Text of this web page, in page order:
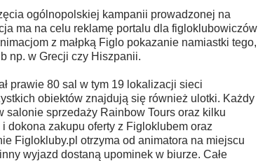
ogólnopolskiej kampanii prowadzonej na
ma na celu reklamę portalu dla figloklubowiczów
z małpką Figlo pokazanie namiastki tego,
np. w Grecji czy Hiszpanii.
prawie 80 sal w tym 19 lokalizacji sieci
obiektów znajdują się również ulotki. Każdy
salonie sprzedaży Rainbow Tours oraz kilku
dokona zakupu oferty z Figloklubem oraz
Figlokluby.pl otrzyma od animatora na miejscu
wyjazd dostaną upominek w biurze. Całe